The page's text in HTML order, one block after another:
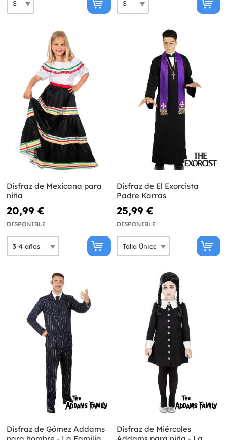
Disfraz de Mexicana para
niña
20,99 €
DISPONIBLE
Disfraz de El Exorcista
Padre Karras
25,99 €
DISPONIBLE
Disfraz de Gómez Addams
Disfraz de Miércoles